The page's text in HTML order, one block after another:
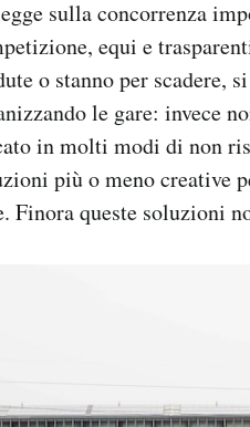
sulla concorrenza
equi e
o stanno per scadere,
le gare: invece
in molti modi di non
più o meno creative
Finora queste soluzioni